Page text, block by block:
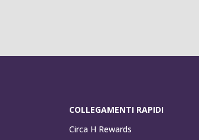
COLLEGAMENTI RAPIDI
Circa H Rewards